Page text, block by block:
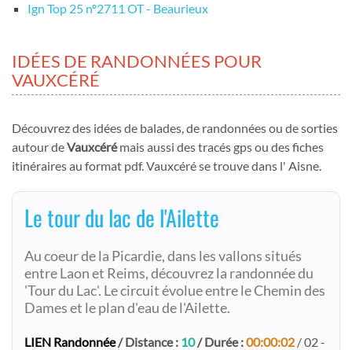
Ign Top 25 nº2711 OT - Beaurieux
IDÉES DE RANDONNÉES POUR
VAUXCÉRÉ
Découvrez des idées de balades, de randonnées ou de sorties
autour deVauxcérémais aussi des tracés gps ou des fiches
itinéraires au format pdf. Vauxcéré se trouve dans l' Aisne.
Le tour du lac de l'Ailette
Au coeur de la Picardie, dans les vallons situés
entre Laon et Reims, découvrez la randonnée du
'Tour du Lac'. Le circuit évolue entre le Chemin des
Dames et le plan d'eau de l'Ailette.
LIEN Randonnée/ Distance : 10/ Durée :00:00:02 / 02 -